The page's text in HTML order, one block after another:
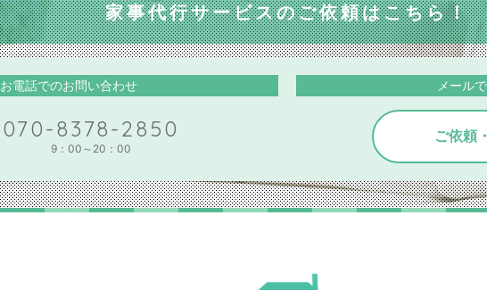
家事代行サービスのご依頼はこちら！
お電話でのお問い合わせ
070-8378-2850
9：00～20：00
メール
ご依頼